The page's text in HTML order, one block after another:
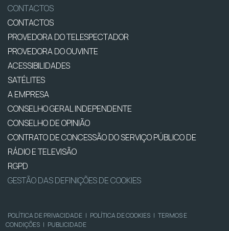
CONTACTOS
CONTACTOS
PROVEDORA DO TELESPECTADOR
PROVEDORA DO OUVINTE
ACESSIBILIDADES
SATÉLITES
A EMPRESA
CONSELHO GERAL INDEPENDENTE
CONSELHO DE OPINIÃO
CONTRATO DE CONCESSÃO DO SERVIÇO PÚBLICO DE
RÁDIO E TELEVISÃO
RGPD
GESTÃO DAS DEFINIÇÕES DE COOKIES
POLÍTICA DE PRIVACIDADE | POLÍTICA DE COOKIES | TERMOS E
CONDIÇÕES | PUBLICIDADE